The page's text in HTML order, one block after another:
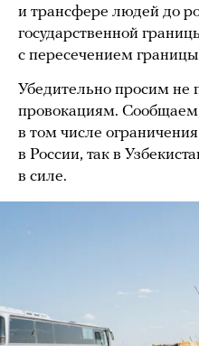
и трансфере людей до
государственной
с пересечением
Убедительно просим не
провокациям.
в том числе
в России, так в
в силе.